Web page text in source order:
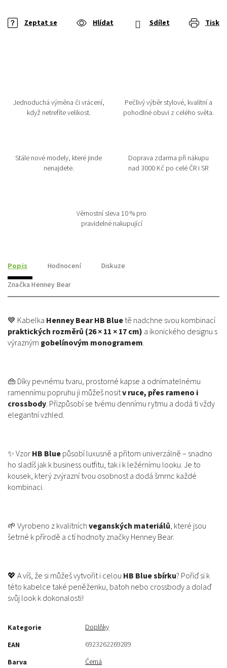
Tisk
Zeptat se Hlídat Sdílet
Jednoduchá výměna či vrácení,
když netrefíte velikost.
Pečlivý výběr stylové, kvalitní a
pohodlné obuvi z celého světa.
Stále nové modely, které jinde
nenajdete.
Doprava zdarma při nákupu
nad 3000 Kč po celé ČR i SR
Věrnostní sleva 10 % pro
pravidelné nakupující
Popis Hodnocení
Diskuze
Značka Henney Bear
💙 Kabelka Henney Bear HB Bluetě nadchne svou kombinací
praktických rozměrů (26 × 11 × 17 cm) a ikonického designu s
výrazným gobelínovým monogramem.
👜 Díky pevnému tvaru, prostorné kapse a odnímatelnému
ramennímu popruhu ji můžeš nositv ruce, přes rameno i
crossbody. Přizpůsobí se tvému dennímu rytmu a dodá ti vždy
elegantní vzhled.
✨ VzorHB Bluepůsobí luxusně a přitom univerzálně – snadno
ho sladíš jak k business outfitu, tak i k ležérnímu looku. Je to
kousek, který zvýrazní tvou osobnost a dodá šmrnc každé
kombinaci.
🌱 Vyrobeno z kvalitníchveganských materiálů, které jsou
šetrné k přírodě a ctí hodnoty značky Henney Bear.
💖 A víš, že si můžeš vytvořit i celou HB Blue sbírku? Pořiď si k
této kabelce také peněženku, batoh nebo crossbody a dolaď
svůj look k dokonalosti!
Kategorie
Doplňky
EAN
6923262269289
Barva
Černá